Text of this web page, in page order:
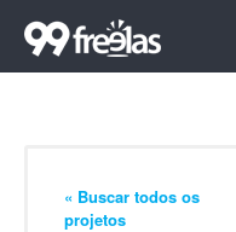
« Buscar todos os
projetos